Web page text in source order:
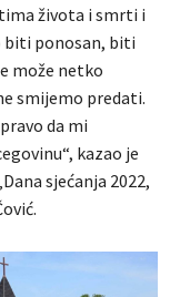
života i smrti i
biti ponosan, biti
može netko
smijemo predati.
da mi
kazao je
sjećanja 2022,